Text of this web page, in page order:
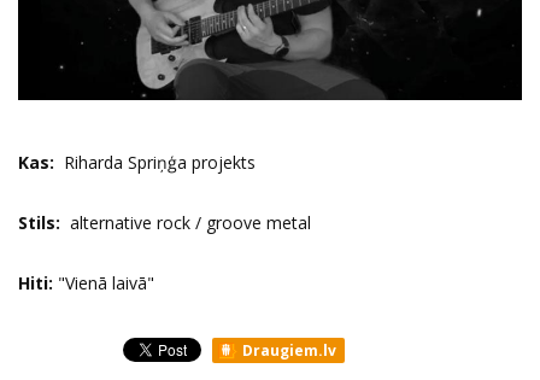
Kas: Riharda Spriņģa projekts
Stils: alternative rock / groove metal
Hiti: "Vienā laivā"
Draugiem.lv